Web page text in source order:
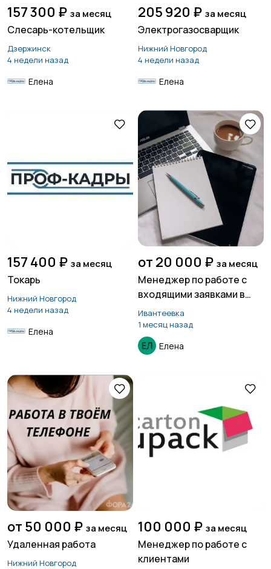
157 300 ₽ за месяц
Слесарь-котельщик
Дзержинск
4 недели назад
Елена
205 920 ₽ за месяц
Электрогазосварщик
Нижний Новгород
4 недели назад
Елена
157 400 ₽ за месяц
Токарь
Нижний Новгород
4 недели назад
Елена
от 20 000 ₽ за месяц
Менеджер по работе с
входящими заявками в
Макс или Телеграмм
Ивантеевка
1 месяц назад
Елена
от 50 000 ₽ за месяц
Удаленная работа
Нижний Новгород
100 000 ₽ за месяц
Менеджер по работе с
клиентами